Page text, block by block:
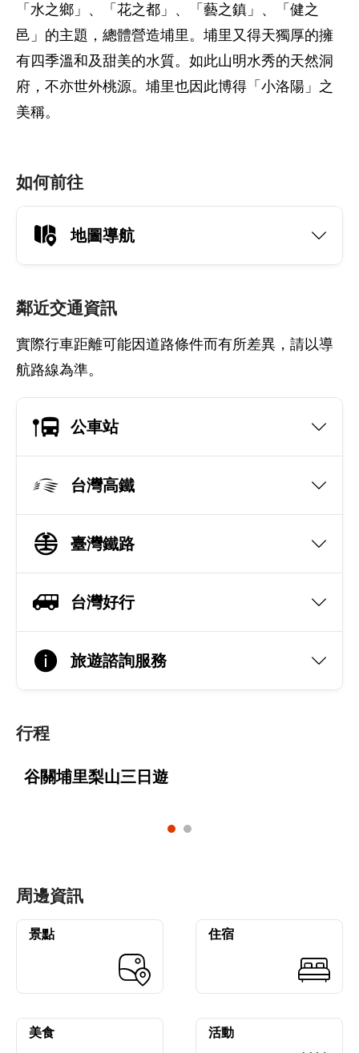
「水之鄉」、「花之都」、「藝之鎮」、「健之
邑」的主題，總體營造埔里。埔里又得天獨厚的擁
有四季溫和及甜美的水質。如此山明水秀的天然洞
府，不亦世外桃源。埔里也因此博得「小洛陽」之
美稱。
如何前往
地圖導航
鄰近交通資訊
實際行車距離可能因道路條件而有所差異，請以導
航路線為準。
公車站
台灣高鐵
臺灣鐵路
台灣好行
旅遊諮詢服務
行程
谷關埔里梨山三日遊
周邊資訊
景點 住宿
美食 活動